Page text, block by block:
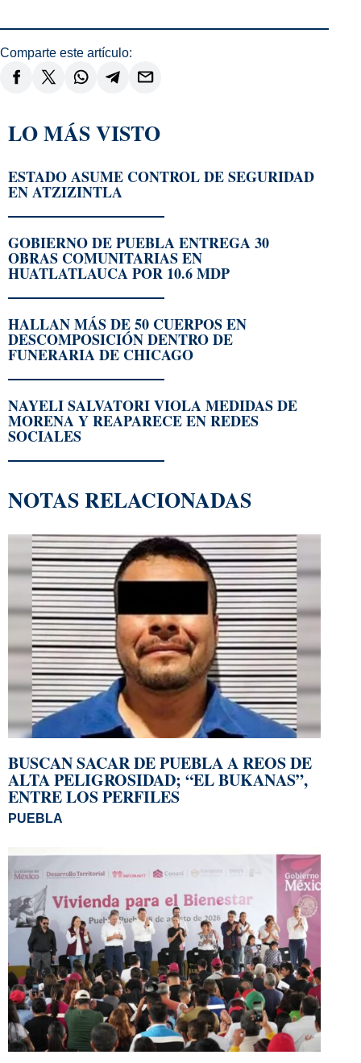
Comparte este artículo:
LO MÁS VISTO
ESTADO ASUME CONTROL DE SEGURIDAD
EN ATZIZINTLA
GOBIERNO DE PUEBLA ENTREGA 30
OBRAS COMUNITARIAS EN
HUATLATLAUCA POR 10.6 MDP
HALLAN MÁS DE 50 CUERPOS EN
DESCOMPOSICIÓN DENTRO DE
FUNERARIA DE CHICAGO
NAYELI SALVATORI VIOLA MEDIDAS DE
MORENA Y REAPARECE EN REDES
SOCIALES
NOTAS RELACIONADAS
BUSCAN SACAR DE PUEBLA A REOS DE
ALTA PELIGROSIDAD; “EL BUKANAS”,
ENTRE LOS PERFILES
PUEBLA